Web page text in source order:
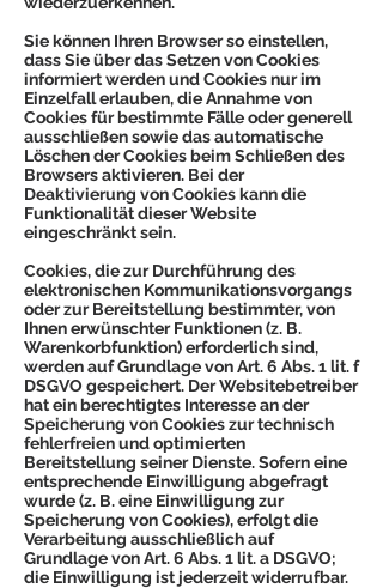
Sie können Ihren Browser so einstellen,
dass Sie über das Setzen von Cookies
informiert werden und Cookies nur im
Einzelfall erlauben, die Annahme von
Cookies für bestimmte Fälle oder generell
ausschließen sowie das automatische
Löschen der Cookies beim Schließen des
Browsers aktivieren. Bei der
Deaktivierung von Cookies kann die
Funktionalität dieser Website
eingeschränkt sein.
Cookies, die zur Durchführung des
elektronischen Kommunikationsvorgangs
oder zur Bereitstellung bestimmter, von
Ihnen erwünschter Funktionen (z. B.
Warenkorbfunktion) erforderlich sind,
werden auf Grundlage von Art. 6 Abs. 1 lit. f
DSGVO gespeichert. Der Websitebetreiber
hat ein berechtigtes Interesse an der
Speicherung von Cookies zur technisch
fehlerfreien und optimierten
Bereitstellung seiner Dienste. Sofern eine
entsprechende Einwilligung abgefragt
wurde (z. B. eine Einwilligung zur
Speicherung von Cookies), erfolgt die
Verarbeitung ausschließlich auf
Grundlage von Art. 6 Abs. 1 lit. a DSGVO;
die Einwilligung ist jederzeit widerrufbar.